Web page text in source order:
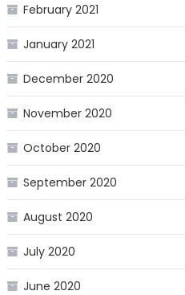
February 2021
January 2021
December 2020
November 2020
October 2020
September 2020
August 2020
July 2020
June 2020